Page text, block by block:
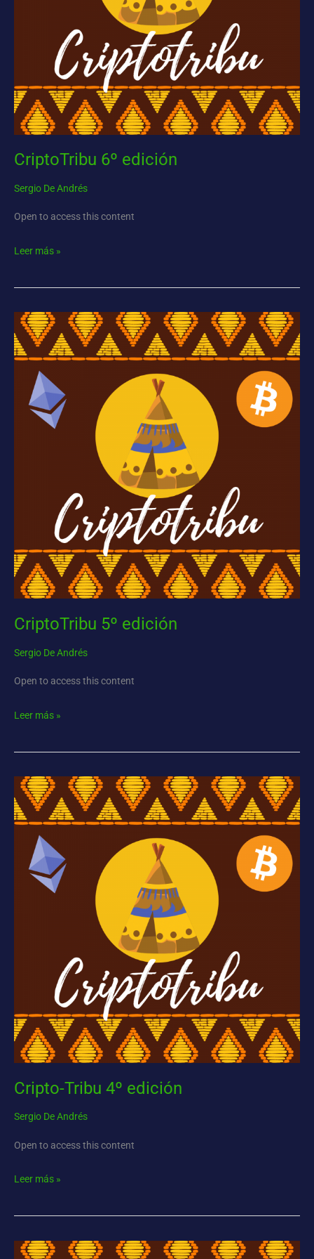
CriptoTribu 6º edición
Sergio De Andrés
Open to access this content
Leer más »
CriptoTribu 5º edición
Sergio De Andrés
Open to access this content
CriptoTribu
5º
edición
Leer más »
Cripto-Tribu 4º edición
Sergio De Andrés
Open to access this content
Cripto-
Tribu
4º
edición
Leer más »
Cripto-